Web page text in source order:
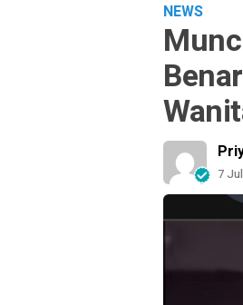
NEWS
7